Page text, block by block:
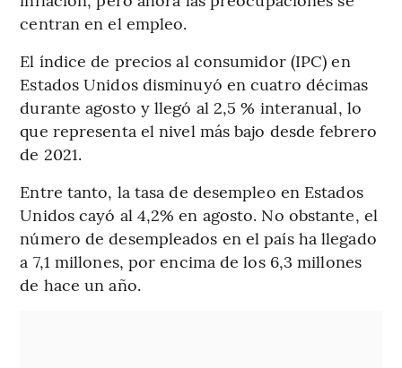
centran en el empleo.
El índice de precios al consumidor (IPC) en
Estados Unidos disminuyó en cuatro décimas
durante agosto y llegó al 2,5 % interanual, lo
que representa el nivel más bajo desde febrero
de 2021.
Entre tanto, la tasa de desempleo en Estados
Unidos cayó al 4,2% en agosto. No obstante, el
número de desempleados en el país ha llegado
a 7,1 millones, por encima de los 6,3 millones
de hace un año.